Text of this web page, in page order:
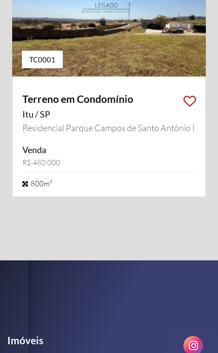
TC0001
Terreno em Condomínio
Itu / SP
Residencial Parque Campos de Santo Antônio II
Venda
R$ 480.000
800m²
Imóveis